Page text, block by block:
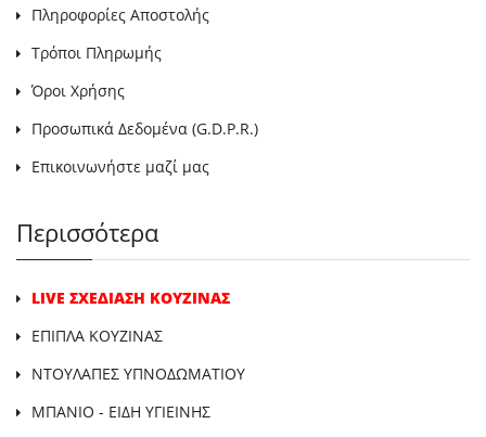
Πληροφορίες Αποστολής
Τρόποι Πληρωμής
Όροι Χρήσης
Προσωπικά Δεδομένα (G.D.P.R.)
Επικοινωνήστε μαζί μας
Περισσότερα
LIVE ΣΧΕΔΙΑΣΗ ΚΟΥΖΙΝΑΣ
ΕΠΙΠΛΑ ΚΟΥΖΙΝΑΣ
ΝΤΟΥΛΑΠΕΣ ΥΠΝΟΔΩΜΑΤΙΟΥ
ΜΠΑΝΙΟ - ΕΙΔΗ ΥΓΙΕΙΝΗΣ